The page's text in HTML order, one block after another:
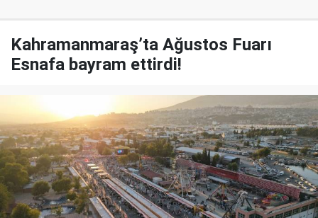
Kahramanmaraş’ta Ağustos Fuarı
Esnafa bayram ettirdi!